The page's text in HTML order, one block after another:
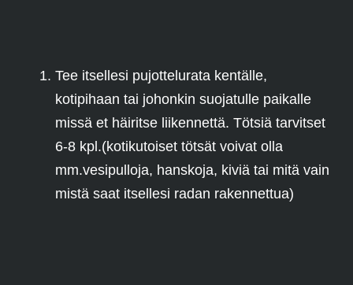
Tee itsellesi pujottelurata kentälle,
kotipihaan tai johonkin suojatulle paikalle
missä et häiritse liikennettä. Tötsiä tarvitset
6-8 kpl.(kotikutoiset tötsät voivat olla
mm.vesipulloja, hanskoja, kiviä tai mitä vain
mistä saat itsellesi radan rakennettua)